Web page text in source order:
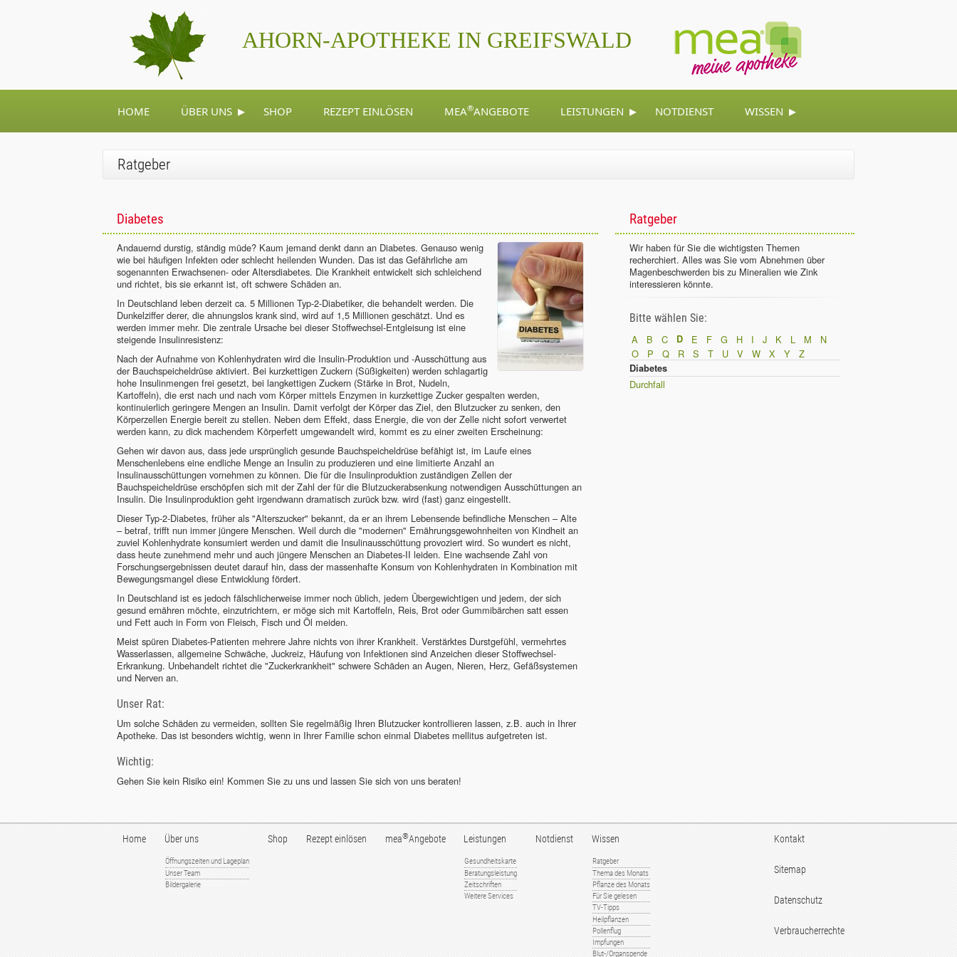
AHORN-APOTHEKE IN GREIFSWALD
HOME ÜBER UNS ▸ SHOP REZEPT EINLÖSEN MEA®ANGEBOTE LEISTUNGEN ▸ NOTDIENST WISSEN ▸
Ratgeber
Ratgeber
Wir haben für Sie die wichtigsten Themen
recherchiert. Alles was Sie vom Abnehmen über
Magenbeschwerden bis zu Mineralien wie Zink
interessieren könnte.
Bitte wählen Sie:
A
B C D E F G H I J K L M
N
O
P Q R S T U V W X Y Z
Diabetes
Durchfall
Diabetes
Andauernd durstig, ständig müde? Kaum jemand denkt dann an Diabetes. Genauso wenig
wie bei häufigen Infekten oder schlecht heilenden Wunden. Das ist das Gefährliche am
sogenannten Erwachsenen- oder Altersdiabetes. Die Krankheit entwickelt sich schleichend
und richtet, bis sie erkannt ist, oft schwere Schäden an.
In Deutschland leben derzeit ca. 5 Millionen Typ-2-Diabetiker, die behandelt werden. Die
Dunkelziffer derer, die ahnungslos krank sind, wird auf 1,5 Millionen geschätzt. Und es
werden immer mehr. Die zentrale Ursache bei dieser Stoffwechsel-Entgleisung ist eine
steigende Insulinresistenz:
Nach der Aufnahme von Kohlenhydraten wird die Insulin-Produktion und -Ausschüttung aus
der Bauchspeicheldrüse aktiviert. Bei kurzkettigen Zuckern (Süßigkeiten) werden schlagartig
hohe Insulinmengen frei gesetzt, bei langkettigen Zuckern (Stärke in Brot, Nudeln,
Kartoffeln), die erst nach und nach vom Körper mittels Enzymen in kurzkettige Zucker gespalten werden,
kontinuierlich geringere Mengen an Insulin. Damit verfolgt der Körper das Ziel, den Blutzucker zu senken, den
Körperzellen Energie bereit zu stellen. Neben dem Effekt, dass Energie, die von der Zelle nicht sofort verwertet
werden kann, zu dick machendem Körperfett umgewandelt wird, kommt es zu einer zweiten Erscheinung:
Gehen wir davon aus, dass jede ursprünglich gesunde Bauchspeicheldrüse befähigt ist, im Laufe eines
Menschenlebens eine endliche Menge an Insulin zu produzieren und eine limitierte Anzahl an
Insulinausschüttungen vornehmen zu können. Die für die Insulinproduktion zuständigen Zellen der
Bauchspeicheldrüse erschöpfen sich mit der Zahl der für die Blutzuckerabsenkung notwendigen Ausschüttungen an
Insulin. Die Insulinproduktion geht irgendwann dramatisch zurück bzw. wird (fast) ganz eingestellt.
Dieser Typ-2-Diabetes, früher als "Alterszucker" bekannt, da er an ihrem Lebensende befindliche Menschen – Alte
– betraf, trifft nun immer jüngere Menschen. Weil durch die "modernen" Ernährungsgewohnheiten von Kindheit an
zuviel Kohlenhydrate konsumiert werden und damit die Insulinausschüttung provoziert wird. So wundert es nicht,
dass heute zunehmend mehr und auch jüngere Menschen an Diabetes-II leiden. Eine wachsende Zahl von
Forschungsergebnissen deutet darauf hin, dass der massenhafte Konsum von Kohlenhydraten in Kombination mit
Bewegungsmangel diese Entwicklung fördert.
In Deutschland ist es jedoch fälschlicherweise immer noch üblich, jedem Übergewichtigen und jedem, der sich
gesund ernähren möchte, einzutrichtern, er möge sich mit Kartoffeln, Reis, Brot oder Gummibärchen satt essen
und Fett auch in Form von Fleisch, Fisch und Öl meiden.
Meist spüren Diabetes-Patienten mehrere Jahre nichts von ihrer Krankheit. Verstärktes Durstgefühl, vermehrtes
Wasserlassen, allgemeine Schwäche, Juckreiz, Häufung von Infektionen sind Anzeichen dieser Stoffwechsel-
Erkrankung. Unbehandelt richtet die "Zuckerkrankheit" schwere Schäden an Augen, Nieren, Herz, Gefäßsystemen
und Nerven an.
Unser Rat:
Um solche Schäden zu vermeiden, sollten Sie regelmäßig Ihren Blutzucker kontrollieren lassen, z.B. auch in Ihrer
Apotheke. Das ist besonders wichtig, wenn in Ihrer Familie schon einmal Diabetes mellitus aufgetreten ist.
Wichtig:
Gehen Sie kein Risiko ein! Kommen Sie zu uns und lassen Sie sich von uns beraten!
Home Über uns
Öffnungszeiten und Lageplan
Unser Team
Bildergalerie
Shop Rezept einlösen mea®Angebote Leistungen
Gesundheitskarte
Beratungsleistung
Zeitschriften
Weitere Services
Notdienst Wissen
Ratgeber
Thema des Monats
Pflanze des Monats
Für Sie gelesen
TV-Tipps
Heilpflanzen
Pollenflug
Impfungen
Blut-/Organspende
Kontakt
Sitemap
Datenschutz
Verbraucherrechte